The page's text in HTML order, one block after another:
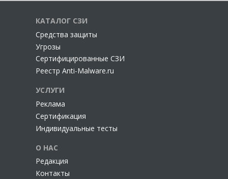
КАТАЛОГ СЗИ
Cредства защиты
Угрозы
Сертифицированные СЗИ
Реестр Anti-Malware.ru
УСЛУГИ
Реклама
Сертификация
Индивидуальные тесты
О НАС
Редакция
Контакты